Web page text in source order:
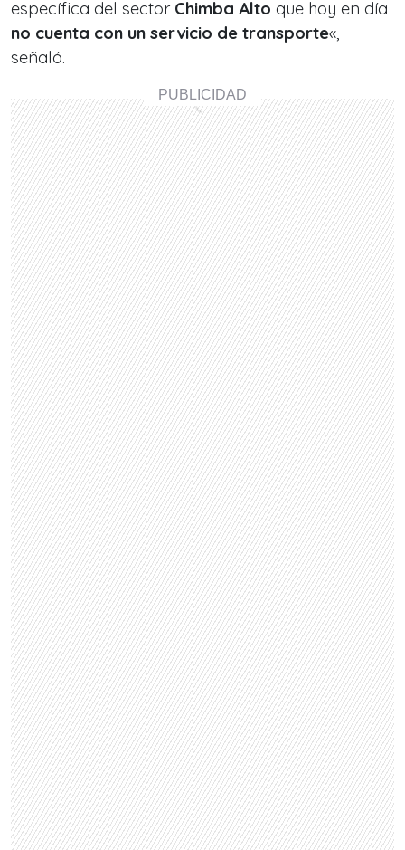
específica del sector Chimba Alto que hoy en día
no cuenta con un servicio de transporte«,
señaló.